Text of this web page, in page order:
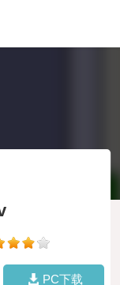
PC下载